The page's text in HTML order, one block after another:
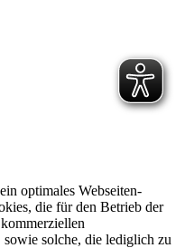
optimales Webseiten-
die für den Betrieb der
solche, die lediglich zu